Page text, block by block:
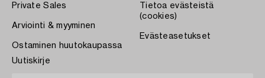
Private Sales
Arviointi & myyminen
Ostaminen huutokaupassa
Tietoa evästeistä
(cookies)
Evästeasetukset
Uutiskirje